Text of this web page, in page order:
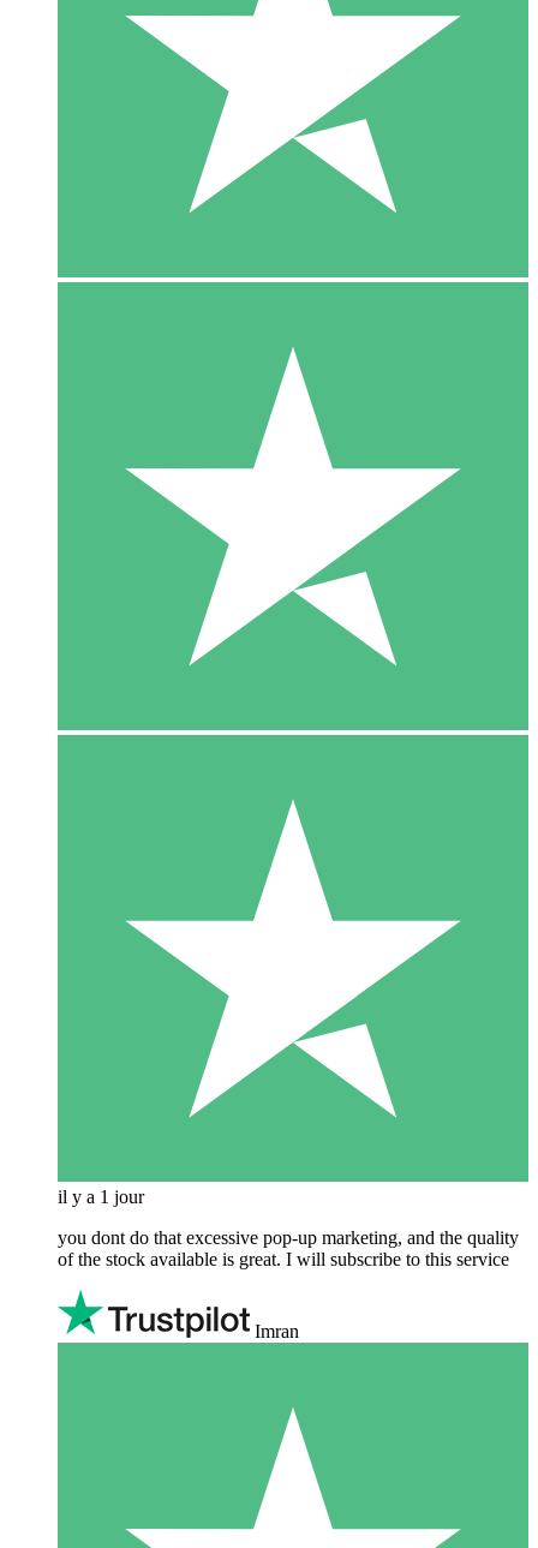
il y a 1 jour
you dont do that excessive pop-up marketing, and the quality
of the stock available is great. I will subscribe to this service
Imran